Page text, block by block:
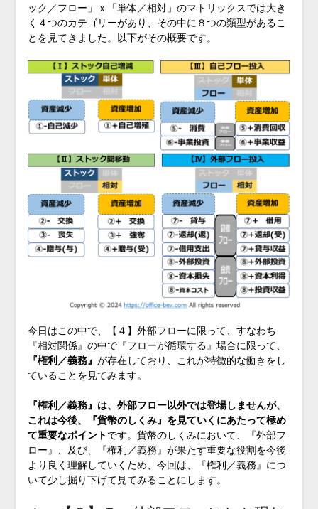
ック／フロー」ｘ「単体／相対」のマトリックスでは大き
く４つのカテゴリーがあり、その中に８つの類型があるこ
とを見てきました。以下がその概要です。
今日はこの中で、【４】外部フローに限って、すなわち
『相対関係』の中で『フローが循環する』場合に限って、
『権利／義務』 が存在しており、これが特徴的な働きをし
ていることを見てみます。
『権利／義務』は、外部フロー以外では登場しませんが、
これは今後、『貨幣のしくみ』を見ていくにあたって極め
て重要なポイントです。貨幣のしくみにおいて、『外部フ
ロー』、及び、『権利／義務』が果たす重要な役割を今後
より良く理解していくため、今回は、『権利／義務』につ
いて少し掘り下げて見てみることにします。